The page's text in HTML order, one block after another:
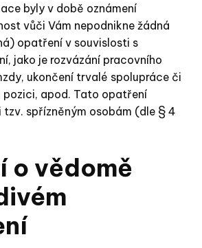
byly v době oznámení
vůči Vám nepodnikne žádná
opatření v souvislosti s
jako je rozvázání pracovního
ukončení trvalé spolupráce či
pozici, apod. Tato opatření
tzv. spřízněným osobám (dle § 4
o vědomě